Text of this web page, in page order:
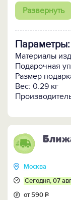
Развернуть
Параметры:
Материалы
Подарочная
Размер
Вес: 0.29 кг
Москва
Сегодня, 07
от 590Р